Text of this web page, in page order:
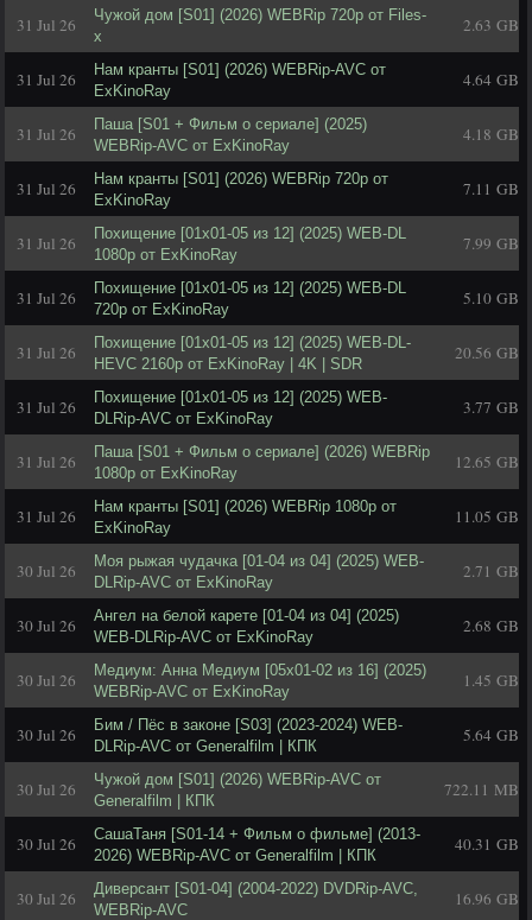
31 Jul 26
Чужой дом [S01] (2026) WEBRip 720p от Files-
x
2.63 GB
31 Jul 26
Нам кранты [S01] (2026) WEBRip-AVC от
ExKinoRay
4.64 GB
31 Jul 26
Паша [S01 + Фильм о сериале] (2025)
WEBRip-AVC от ExKinoRay
4.18 GB
31 Jul 26
Нам кранты [S01] (2026) WEBRip 720p от
ExKinoRay
7.11 GB
31 Jul 26
Похищение [01х01-05 из 12] (2025) WEB-DL
1080p от ExKinoRay
7.99 GB
31 Jul 26
Похищение [01х01-05 из 12] (2025) WEB-DL
720p от ExKinoRay
5.10 GB
31 Jul 26
Похищение [01х01-05 из 12] (2025) WEB-DL-
HEVC 2160p от ExKinoRay | 4K | SDR
20.56 GB
31 Jul 26
Похищение [01x01-05 из 12] (2025) WEB-
DLRip-AVC от ExKinoRay
3.77 GB
31 Jul 26
Паша [S01 + Фильм о сериале] (2026) WEBRip
1080p от ExKinoRay
12.65 GB
31 Jul 26
Нам кранты [S01] (2026) WEBRip 1080p от
ExKinoRay
11.05 GB
30 Jul 26
Моя рыжая чудачка [01-04 из 04] (2025) WEB-
DLRip-AVC от ExKinoRay
2.71 GB
30 Jul 26
Ангел на белой карете [01-04 из 04] (2025)
WEB-DLRip-AVC от ExKinoRay
2.68 GB
30 Jul 26
Медиум: Анна Медиум [05x01-02 из 16] (2025)
WEBRip-AVC от ExKinoRay
1.45 GB
30 Jul 26
Бим / Пёс в законе [S03] (2023-2024) WEB-
DLRip-AVC от Generalfilm | КПК
5.64 GB
30 Jul 26
Чужой дом [S01] (2026) WEBRip-AVC от
Generalfilm | КПК
722.11 MB
30 Jul 26
СашаТаня [S01-14 + Фильм о фильме] (2013-
2026) WEBRip-AVC от Generalfilm | КПК
40.31 GB
30 Jul 26
Диверсант [S01-04] (2004-2022) DVDRip-AVC,
WEBRip-AVC
16.96 GB